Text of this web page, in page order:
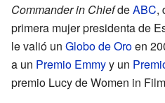
Commander in ChiefdeABC,
primera mujer presidenta de
le valió un Globo de Oroen
a un Premio Emmyy un
premio Lucy de Women in